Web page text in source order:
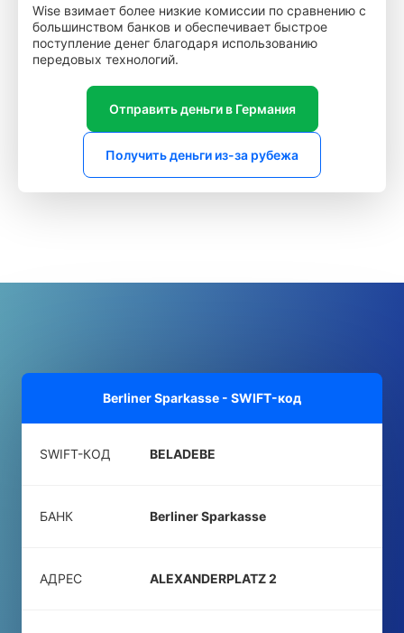
Wise взимает более низкие комиссии по сравнению с
большинством банков и обеспечивает быстрое
поступление денег благодаря использованию
передовых технологий.
Отправить деньги в Германия
Получить деньги из-за рубежа
Berliner Sparkasse - SWIFT-код
SWIFT-КОД BELADEBE
БАНК Berliner Sparkasse
АДРЕС ALEXANDERPLATZ 2